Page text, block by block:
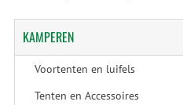
KAMPEREN
Voortenten en luifels
Tenten en Accessoires